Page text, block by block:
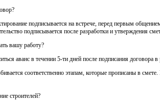
подписывается на встрече, перед первым
подписывается после разработки и утверждения
вашу работу?
аванс в течении 5-ти дней после подписания
соответственно этапам, которые прописаны в
строителей?